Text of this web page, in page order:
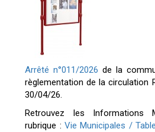
Arrêté n°011/2026 de la
règlementation de la circulation
30/04/26.
Retrouvez les Informations
rubrique : Vie Municipales /